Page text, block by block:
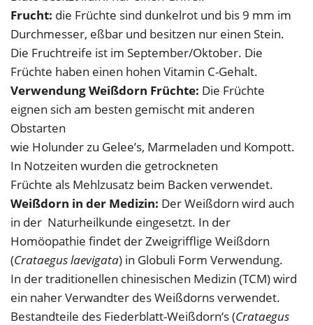
Frucht: die Früchte sind dunkelrot und bis 9 mm im
Durchmesser, eßbar und besitzen nur einen Stein.
Die Fruchtreife ist im September/Oktober. Die
Früchte haben einen hohen Vitamin C-Gehalt.
Verwendung Weißdorn Früchte: Die Früchte
eignen sich am besten gemischt mit anderen
Obstarten
wie Holunder zu Gelee’s, Marmeladen und Kompott.
In Notzeiten wurden die getrockneten
Früchte als Mehlzusatz beim Backen verwendet.
Weißdorn in der Medizin: Der Weißdorn wird auch
in der Naturheilkunde eingesetzt. In der
Homöopathie findet der Zweigrifflige Weißdorn
(Crataegus laevigata) in Globuli Form Verwendung.
In der traditionellen chinesischen Medizin (TCM) wird
ein naher Verwandter des Weißdorns verwendet.
Bestandteile des Fiederblatt-Weißdorn‘s (Crataegus